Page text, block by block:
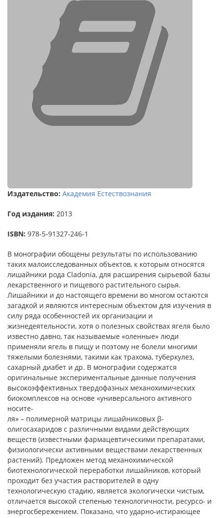
Издательство: Академия Естествознания
Год издания: 2013
ISBN: 978-5-91327-246-1
В монографии обощены результаты по использованию
таких малоисследованных объектов, к которым относятся
лишайники рода Cladonia, для расширения сырьевой базы
лекарственного и пищевого растительного сырья.
Лишайники и до настоящего времени во многом остаются
загадкой и являются интересным объектом для изучения в
силу ряда особенностей их организации и
жизнедеятельности, хотя о полезных свойствах ягеля было
известно давно, так называемые «оленные» люди
применяли ягель в пищу и поэтому не болели многими
тяжелыми болезнями, такими как трахома, туберкулез,
сахарный диабет и др. В монографии содержатся
оригинальные экспериментальные данные получения
высокоэффективных твердофазных механохимических
биокомплексов на основе «универсального активного
носите-
ля» – полимерной матрицы лишайниковых β-
олигосахаридов с различными видами действующих
веществ (известными фармацевтическими препаратами,
физиологически активными веществами лекарственных
растений). Предложен метод механохимической
биотехнологической переработки лишайников, который
проходит без участия растворителей в одну
технологическую стадию, является экологически чистым,
отличается высокой степенью технологичности, ресурсо- и
энергосбережением. Показано, что ударно-истирающее